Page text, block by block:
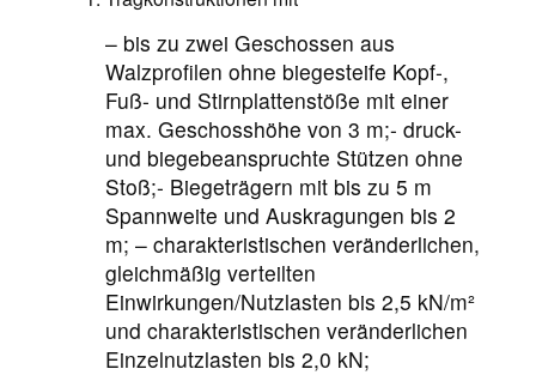
– bis zu zwei Geschossen aus
Walzprofilen ohne biegesteife Kopf-,
Fuß- und Stirnplattenstöße mit einer
max. Geschosshöhe von 3 m;- druck-
und biegebeanspruchte Stützen ohne
Stoß;- Biegeträgern mit bis zu 5 m
Spannweite und Auskragungen bis 2
m; – charakteristischen veränderlichen,
gleichmäßig verteilten
Einwirkungen/Nutzlasten bis 2,5 kN/m²
und charakteristischen veränderlichen
Einzelnutzlasten bis 2,0 kN;